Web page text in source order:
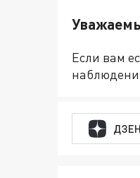
Если вам
ДЗЕН